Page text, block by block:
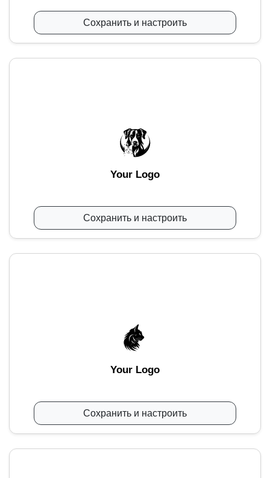
Сохранить и настроить
Your Logo
Сохранить и настроить
Your Logo
Сохранить и настроить